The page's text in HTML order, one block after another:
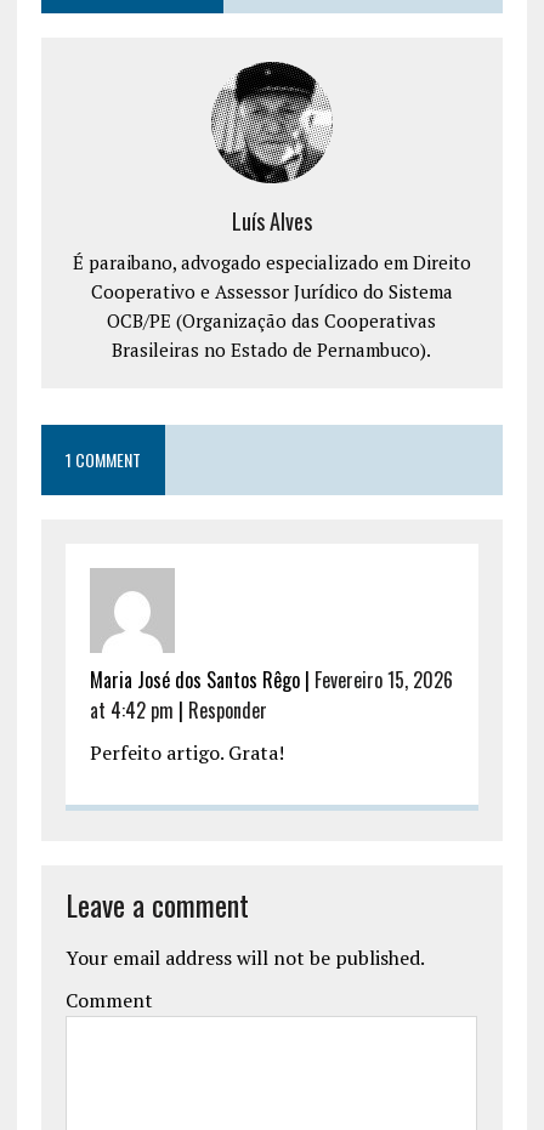
Luís Alves
É paraibano, advogado especializado em Direito
Cooperativo e Assessor Jurídico do Sistema
OCB/PE (Organização das Cooperativas
Brasileiras no Estado de Pernambuco).
1 COMMENT
Maria José dos Santos Rêgo| Fevereiro 15, 2026
at 4:42 pm | Responder
Perfeito artigo. Grata!
Leave a comment
Your email address will not be published.
Comment